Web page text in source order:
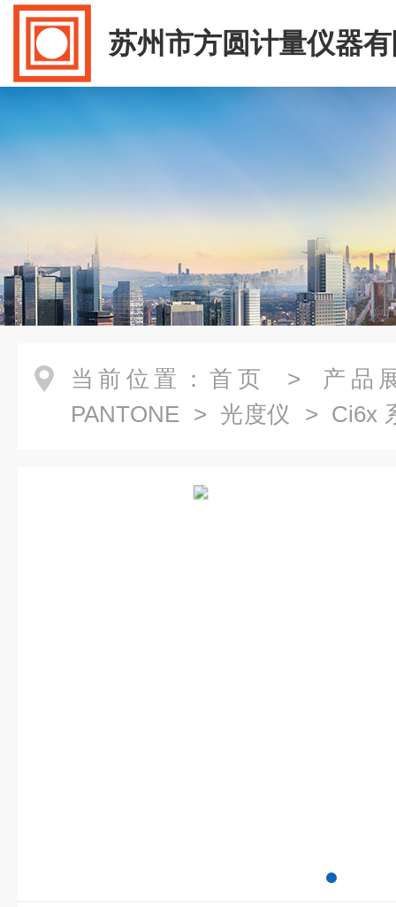
苏州市方圆计量仪器
当前位置： 首页 > 产品
PANTONE > 光度仪 > Ci6x